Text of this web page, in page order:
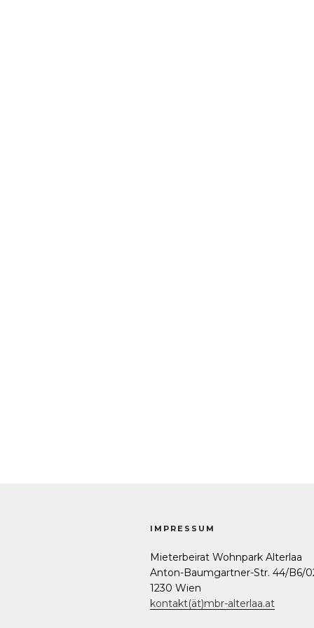
IMPRESSUM
Mieterbeirat Wohnpark Alterlaa
Anton-Baumgartner-Str. 44/B6/
1230 Wien
kontakt(ät)mbr-alterlaa.at